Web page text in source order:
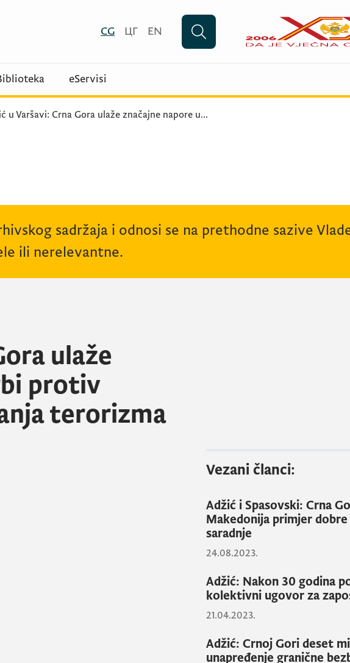
CG ЦГ EN
eServisi
u Varšavi: Crna Gora ulaže značajne napore u...
sadržaja i odnosi se na prethodne sazive
ili nerelevantne.
ulaže
protiv
terorizma
Vezani članci:
Adžić i Spasovski: Crna
Makedonija primjer
saradnje
24.08.2023.
Adžić: Nakon 30 godina
kolektivni ugovor za
21.04.2023.
Adžić: Crnoj Gori deset
unapređenje granične